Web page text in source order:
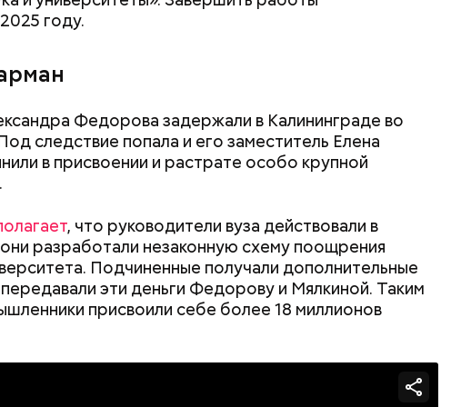
году.
Федорова задержали в Калининграде во
следствие попала и его заместитель Елена
в присвоении и растрате особо крупной
, что руководители вуза действовали в
разработали незаконную схему поощрения
Подчиненные получали дополнительные
эти деньги Федорову и Мялкиной. Таким
присвоили себе более 18 миллионов
в село Чанко, где может скрываться
в нормальных условиях. При этом женщина
и занималась своими делами. С детьми
няня, — сообщил собеседник «ВМ».
батареи дома и
Как получить до 100 тысяч
трудной ситуации: кто может
претендовать и какие нужны